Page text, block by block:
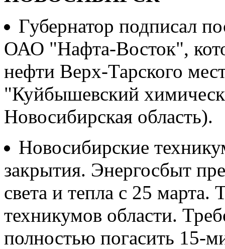
Губернатор подписал
ОАО "Нафта-Восток",
нефти Верх-Тарского
"Куйбышевский
Новосибирская область).
Новосибирские
закрытия. Энергосбыт
света и тепла с 25 марта.
техникумов области.
полностью погасить 15-